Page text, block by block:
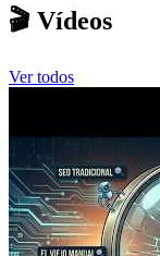
🎬 Vídeos
Ver todos